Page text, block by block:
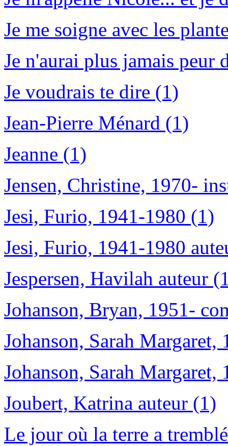
Je me soigne avec les
Je n'aurai plus jamais peur
Je voudrais te dire (1)
Jean-Pierre Ménard (1)
Jeanne (1)
Jensen, Christine, 1970-
Jesi, Furio, 1941-1980 (1)
Jesi, Furio, 1941-1980
Jespersen, Havilah auteur
Johanson, Bryan, 1951-
Johanson, Sarah Margaret,
Johanson, Sarah Margaret,
Joubert, Katrina auteur (1)
Le jour où la terre a